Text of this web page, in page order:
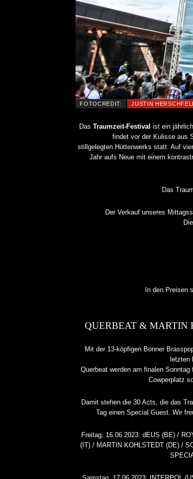
FOTOCREDIT: JUSTIN
Das Traumzeit-Festival ist ein
findet vor der Kulisse aus
stillgelegten Hüttenwerks statt. Auf
Jahr aufs Neue mit einem
Das
Der Verkauf unseres
In den Preisen
QUERBEAT & MARTIN
Mit der 13-köpfigen Bonner
letzten
Querbeat werden am finalen
Cowperplatz
Damit stehen die 30 Acts, die das
Tag einen Special Guest. Wir
Freitag, 16.06.2023: dEUS (BE) /
(IT) / MARTIN KOHLSTEDT (DE) /
DICK BRAVE
ALLGEMEIN